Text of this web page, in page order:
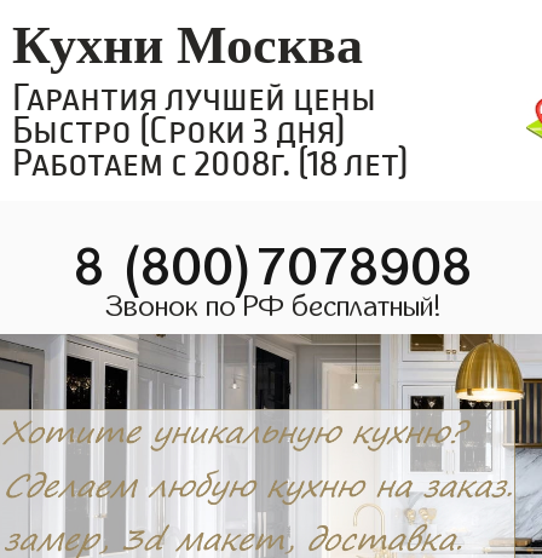
Кухни Москва
Гарантия лучшей цены
Быстро (Сроки 3 дня)
Работаем с 2008г. (18 лет)
8 (800)7078908
Звонок по РФ бесплатный!